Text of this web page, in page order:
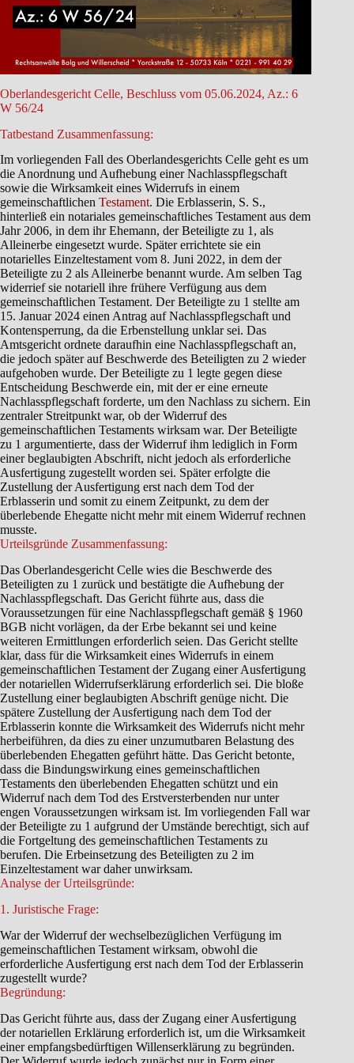
Oberlandesgericht Celle, Beschluss vom 05.06.2024, Az.: 6
W 56/24
Tatbestand Zusammenfassung:
Im vorliegenden Fall des Oberlandesgerichts Celle geht es um
die Anordnung und Aufhebung einer Nachlasspflegschaft
sowie die Wirksamkeit eines Widerrufs in einem
gemeinschaftlichen Testament. Die Erblasserin, S. S.,
hinterließ ein notariales gemeinschaftliches Testament aus dem
Jahr 2006, in dem ihr Ehemann, der Beteiligte zu 1, als
Alleinerbe eingesetzt wurde. Später errichtete sie ein
notarielles Einzeltestament vom 8. Juni 2022, in dem der
Beteiligte zu 2 als Alleinerbe benannt wurde. Am selben Tag
widerrief sie notariell ihre frühere Verfügung aus dem
gemeinschaftlichen Testament. Der Beteiligte zu 1 stellte am
15. Januar 2024 einen Antrag auf Nachlasspflegschaft und
Kontensperrung, da die Erbenstellung unklar sei. Das
Amtsgericht ordnete daraufhin eine Nachlasspflegschaft an,
die jedoch später auf Beschwerde des Beteiligten zu 2 wieder
aufgehoben wurde. Der Beteiligte zu 1 legte gegen diese
Entscheidung Beschwerde ein, mit der er eine erneute
Nachlasspflegschaft forderte, um den Nachlass zu sichern. Ein
zentraler Streitpunkt war, ob der Widerruf des
gemeinschaftlichen Testaments wirksam war. Der Beteiligte
zu 1 argumentierte, dass der Widerruf ihm lediglich in Form
einer beglaubigten Abschrift, nicht jedoch als erforderliche
Ausfertigung zugestellt worden sei. Später erfolgte die
Zustellung der Ausfertigung erst nach dem Tod der
Erblasserin und somit zu einem Zeitpunkt, zu dem der
überlebende Ehegatte nicht mehr mit einem Widerruf rechnen
musste.
Urteilsgründe Zusammenfassung:
Das Oberlandesgericht Celle wies die Beschwerde des
Beteiligten zu 1 zurück und bestätigte die Aufhebung der
Nachlasspflegschaft. Das Gericht führte aus, dass die
Voraussetzungen für eine Nachlasspflegschaft gemäß § 1960
BGB nicht vorlägen, da der Erbe bekannt sei und keine
weiteren Ermittlungen erforderlich seien. Das Gericht stellte
klar, dass für die Wirksamkeit eines Widerrufs in einem
gemeinschaftlichen Testament der Zugang einer Ausfertigung
der notariellen Widerrufserklärung erforderlich sei. Die bloße
Zustellung einer beglaubigten Abschrift genüge nicht. Die
spätere Zustellung der Ausfertigung nach dem Tod der
Erblasserin konnte die Wirksamkeit des Widerrufs nicht mehr
herbeiführen, da dies zu einer unzumutbaren Belastung des
überlebenden Ehegatten geführt hätte. Das Gericht betonte,
dass die Bindungswirkung eines gemeinschaftlichen
Testaments den überlebenden Ehegatten schützt und ein
Widerruf nach dem Tod des Erstversterbenden nur unter
engen Voraussetzungen wirksam ist. Im vorliegenden Fall war
der Beteiligte zu 1 aufgrund der Umstände berechtigt, sich auf
die Fortgeltung des gemeinschaftlichen Testaments zu
berufen. Die Erbeinsetzung des Beteiligten zu 2 im
Einzeltestament war daher unwirksam.
Analyse der Urteilsgründe:
1. Juristische Frage:
War der Widerruf der wechselbezüglichen Verfügung im
gemeinschaftlichen Testament wirksam, obwohl die
erforderliche Ausfertigung erst nach dem Tod der Erblasserin
zugestellt wurde?
Begründung:
Das Gericht führte aus, dass der Zugang einer Ausfertigung
der notariellen Erklärung erforderlich ist, um die Wirksamkeit
einer empfangsbedürftigen Willenserklärung zu begründen.